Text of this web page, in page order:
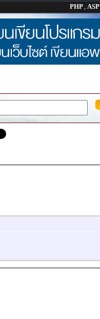
PHP, ASP